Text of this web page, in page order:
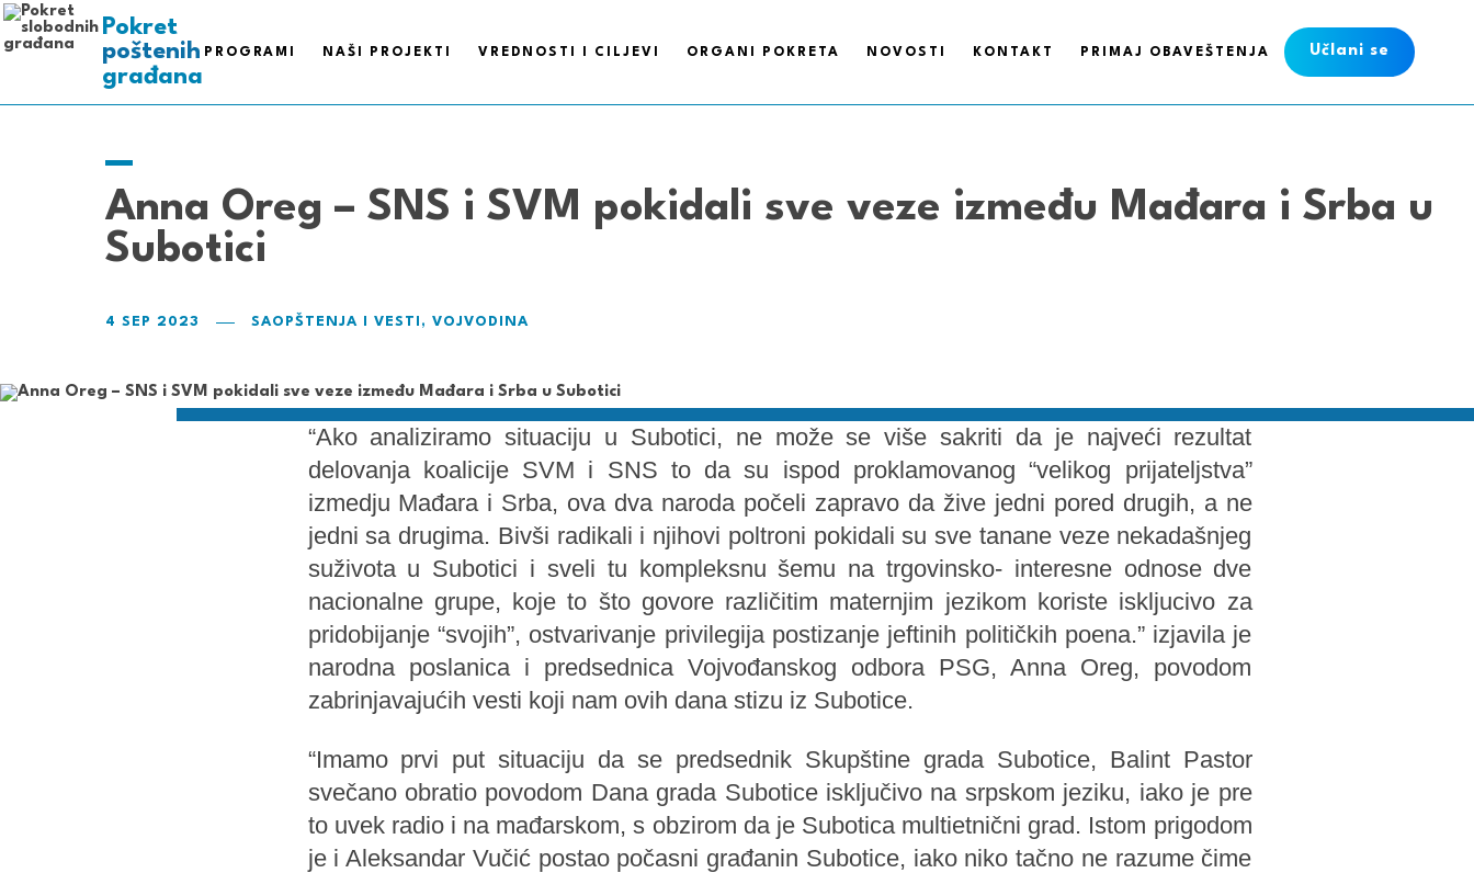
Pokret
poštenih
ispravnih
pametnih
građana
PROGRAMI NAŠI PROJEKTI VREDNOSTI I CILJEVI ORGANI POKRETA NOVOSTI KONTAKT PRIMAJ OBAVEŠTENJA Učlani se
Anna Oreg – SNS i SVM pokidali sve veze između Mađara i Srba u
Subotici
4 SEP 2023 SAOPŠTENJA I VESTI , VOJVODINA
“Ako analiziramo situaciju u Subotici, ne može se više sakriti da je najveći rezultat
delovanja koalicije SVM i SNS to da su ispod proklamovanog “velikog prijateljstva”
izmedju Mađara i Srba, ova dva naroda počeli zapravo da žive jedni pored drugih, a ne
jedni sa drugima. Bivši radikali i njihovi poltroni pokidali su sve tanane veze nekadašnjeg
suživota u Subotici i sveli tu kompleksnu šemu na trgovinsko- interesne odnose dve
nacionalne grupe, koje to što govore različitim maternjim jezikom koriste iskljucivo za
pridobijanje “svojih”, ostvarivanje privilegija postizanje jeftinih političkih poena.” izjavila je
narodna poslanica i predsednica Vojvođanskog odbora PSG, Anna Oreg, povodom
zabrinjavajućih vesti koji nam ovih dana stizu iz Subotice.
“Imamo prvi put situaciju da se predsednik Skupštine grada Subotice, Balint Pastor
svečano obratio povodom Dana grada Subotice isključivo na srpskom jeziku, iako je pre
to uvek radio i na mađarskom, s obzirom da je Subotica multietnični grad. Istom prigodom
je i Aleksandar Vučić postao počasni građanin Subotice, iako niko tačno ne razume čime